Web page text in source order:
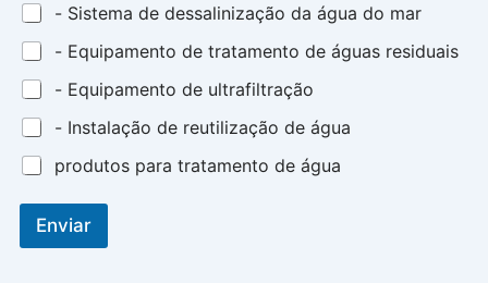
- Sistema de dessalinização da água do mar
- Equipamento de tratamento de águas residuais
- Equipamento de ultrafiltração
- Instalação de reutilização de água
produtos para tratamento de água
Enviar